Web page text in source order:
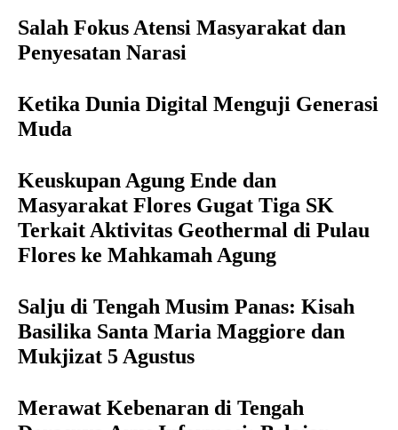
Salah Fokus Atensi Masyarakat dan
Penyesatan Narasi
Ketika Dunia Digital Menguji Generasi
Muda
Keuskupan Agung Ende dan
Masyarakat Flores Gugat Tiga SK
Terkait Aktivitas Geothermal di Pulau
Flores ke Mahkamah Agung
Salju di Tengah Musim Panas: Kisah
Basilika Santa Maria Maggiore dan
Mukjizat 5 Agustus
Merawat Kebenaran di Tengah